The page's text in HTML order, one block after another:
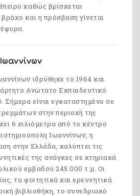
καθώς βρίσκεται
και η πρόσβαση γίνεται
ιδρύθηκε το 1964 και
Ανώτατο Εκπαιδευτικό
Σήμερα είναι εγκαταστημένο σε
στην περιοχή της
6 χιλιόμετρα από το κέντρο
Ιωαννίνων, η
στην Ελλάδα, καλύπτει τις
της ανάγκες σε κτηριακά
εμβαδού 245.000 τ.μ. Οι
τα φοιτητικά και ερευνητικά
βιβλιοθήκη, το συνεδριακό